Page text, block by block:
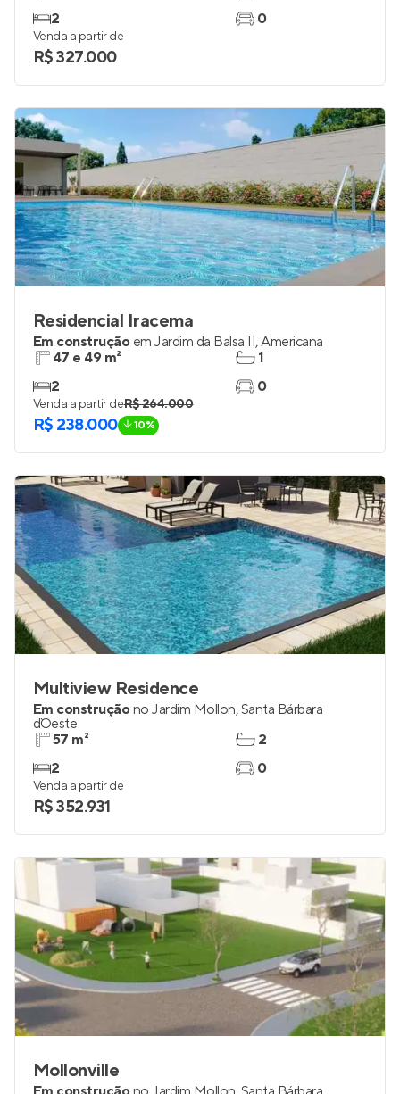
2
0
Venda a partir de
R$ 327.000
Residencial Iracema
Em construção em Jardim da Balsa II,Americana
47 e 49 m²
2
1
0
Venda a partir deR$ 264.000
R$ 238.000 10%
Multiview Residence
Em construçãono Jardim Mollon,Santa Bárbara
d`Oeste
57 m²
2
2
0
Venda a partir de
R$ 352.931
Mollonville